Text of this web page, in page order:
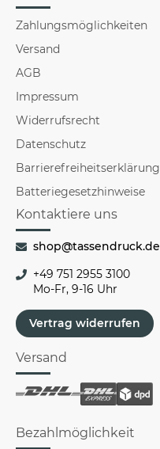
Zahlungsmöglichkeiten
Versand
AGB
Impressum
Widerrufsrecht
Datenschutz
Barrierefreiheitserklärung
Batteriegesetzhinweise
Kontaktiere uns
shop@tassendruck.de
+49 751 2955 3100
Mo-Fr, 9-16 Uhr
Vertrag widerrufen
Versand
Bezahlmöglichkeit